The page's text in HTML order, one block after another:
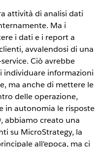
attività di analisi dati
Ma i
i dati e i report a
avvalendosi di una
Ciò avrebbe
individuare informazioni
ma anche di mettere le
delle operazione,
in autonomia le risposte
abbiamo creato una
su MicroStrategy, la
all'epoca, ma ci